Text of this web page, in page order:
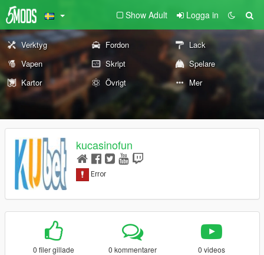
Show Adult Logga in
Verktyg Fordon
Lack
Vapen
Skript
Spelare
Kartor
Övrigt Mer
kucasinofun
0 filer gillade 0 kommentarer 0 videos